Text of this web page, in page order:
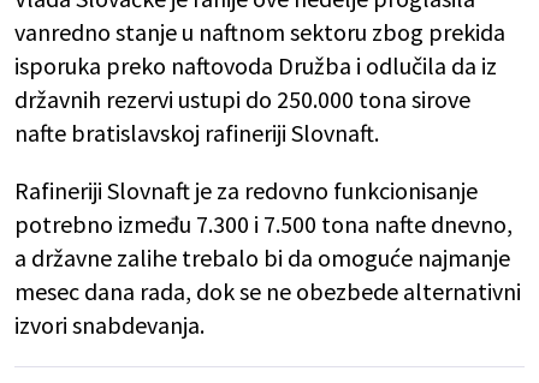
vanredno stanje u naftnom sektoru zbog prekida
isporuka preko naftovoda Družba i odlučila da iz
državnih rezervi ustupi do 250.000 tona sirove
nafte bratislavskoj rafineriji Slovnaft.
Rafineriji Slovnaft je za redovno funkcionisanje
potrebno između 7.300 i 7.500 tona nafte dnevno,
a državne zalihe trebalo bi da omoguće najmanje
mesec dana rada, dok se ne obezbede alternativni
izvori snabdevanja.